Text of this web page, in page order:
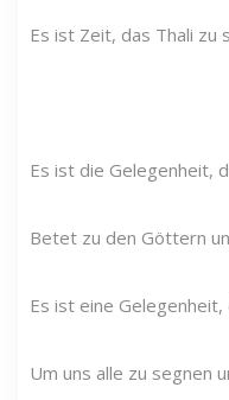
Es ist Zeit, das Thali zu
Es ist die Gelegenheit,
Betet zu den Göttern
Es ist eine
Um uns alle zu segnen